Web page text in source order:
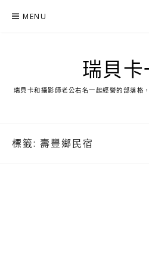
MENU
瑞貝卡
瑞貝卡和攝影師老公右名一起經營的部落格
標籤: 壽豐鄉民宿